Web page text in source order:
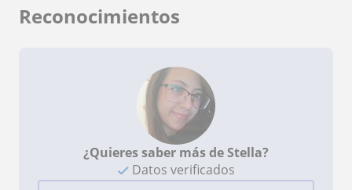
Reconocimientos
¿Quieres saber más de Stella?
Datos verificados